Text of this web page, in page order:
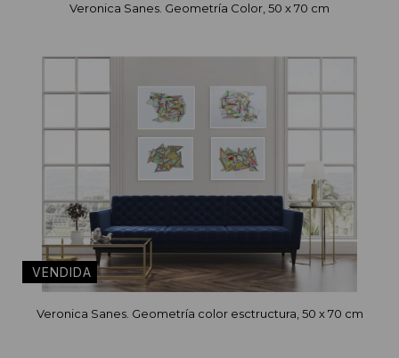
Veronica Sanes. Geometría Color, 50 x 70 cm
Veronica Sanes. Geometría color esctructura, 50 x 70 cm